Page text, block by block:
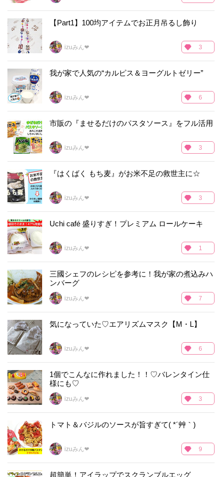
【Part1】100均アイテムでお正月吊るし飾り
izuみん❤ 3
我が家で人気の“カルピス＆ヨーグルトゼリー”
izuみん❤ 6
市販の『ませるだけのパスタソース』をフル活用
izuみん❤ 3
『はくばく もち麦』がお米不足の救世主に☆
izuみん❤ 3
Uchi café 盛りすぎ！プレミアム ロールケーキ
izuみん❤ 1
三國シェフのレシピを参考に！我が家の煮込みハ
ンバーグ
izuみん❤ 7
気になっていた♡エアリズムマスク【M・L】
izuみん❤ 6
1個でこんなに作れました！！♡バレンタイン仕
様にも♡
izuみん❤ 3
トマト＆バジルのソースが旨すぎて( *´艸｀)
izuみん❤ 9
超簡単！アイラップでスクランブルエッグ